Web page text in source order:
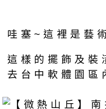
哇塞~這裡是藝
這樣的擺飾及裝
去台中軟體園區